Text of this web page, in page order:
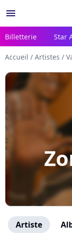
menu
Billetterie Star
Accueil / Artistes /
Artiste